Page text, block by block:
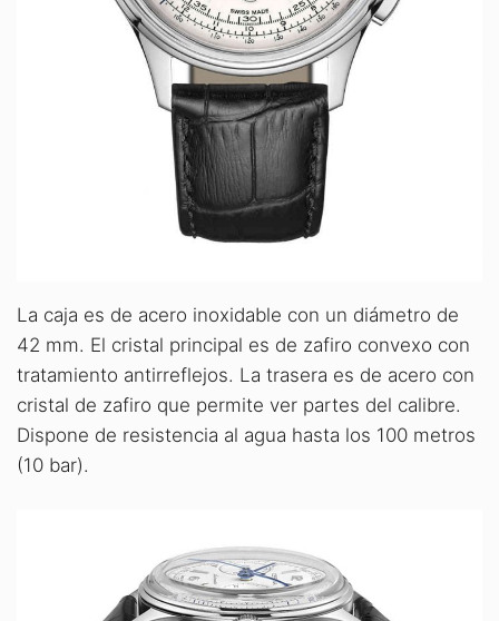
La caja es de acero inoxidable con un diámetro de
42 mm. El cristal principal es de zafiro convexo con
tratamiento antirreflejos. La trasera es de acero con
cristal de zafiro que permite ver partes del calibre.
Dispone de resistencia al agua hasta los 100 metros
(10 bar).